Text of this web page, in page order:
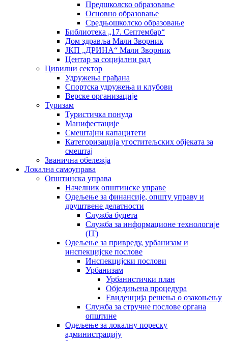
Предшколско образовање
Основно образовање
Средњошколско образовање
Библиотека „17. Септембар“
Дом здравља Мали Зворник
ЈКП „ДРИНА“ Мали Зворник
Центар за социјални рад
Цивилни сектор
Удружења грађана
Спортска удружења и клубови
Верске организације
Туризам
Туристичка понуда
Манифестације
Смештајни капацитети
Категоризација угоститељских објеката за
смештај
Званична обележја
Локална самоуправа
Општинска управа
Начелник општинске управе
Одељење за финансије, општу управу и
друштвене делатности
Служба буџета
Служба за информационе технологије
(IT)
Одељење за привреду, урбанизам и
инспекцијске послове
Инспекцијски послови
Урбанизам
Урбанистички план
Обједињена процедура
Евиденција решења о озакоњењу
Служба за стручне послове органа
општине
Одељење за локалну пореску
администрацију